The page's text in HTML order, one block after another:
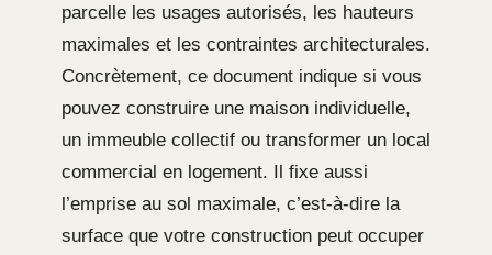
parcelle les usages autorisés, les hauteurs
maximales et les contraintes architecturales.
Concrètement, ce document indique si vous
pouvez construire une maison individuelle,
un immeuble collectif ou transformer un local
commercial en logement. Il fixe aussi
l’emprise au sol maximale, c’est-à-dire la
surface que votre construction peut occuper